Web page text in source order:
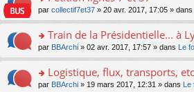
e
nt
pl
u
ré
c
e
nt
n
le
pl
u
ré
c
g
e
n
n
le
pl
e
a
g
e
n
ult
er
le
m
e
a
g
o
n
ult
er
le
m
e
par collectif7et37 » 20 avr. 2017, 17:05 » dans
o
n
ult
er
Train de la Présidentielle... à
par BBArchi » 02 avr. 2017, 17:57 » dans Le
o
Logistique, flux, transports,
par BBArchi » 19 mars 2017, 12:31 » dans